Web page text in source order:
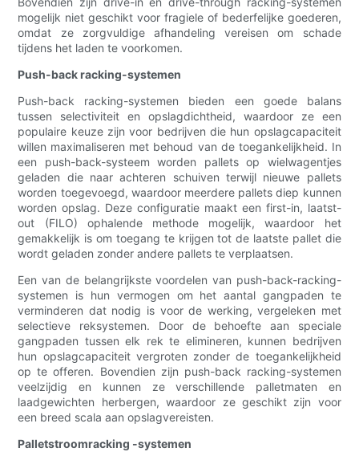
mogelijk niet geschikt voor fragiele of bederfelijke goederen,
omdat ze zorgvuldige afhandeling vereisen om schade
tijdens het laden te voorkomen.
Push-back racking-systemen
Push-back racking-systemen bieden een goede balans
tussen selectiviteit en opslagdichtheid, waardoor ze een
populaire keuze zijn voor bedrijven die hun opslagcapaciteit
willen maximaliseren met behoud van de toegankelijkheid. In
een push-back-systeem worden pallets op wielwagentjes
geladen die naar achteren schuiven terwijl nieuwe pallets
worden toegevoegd, waardoor meerdere pallets diep kunnen
worden opslag. Deze configuratie maakt een first-in, laatst-
out (FILO) ophalende methode mogelijk, waardoor het
gemakkelijk is om toegang te krijgen tot de laatste pallet die
wordt geladen zonder andere pallets te verplaatsen.
Een van de belangrijkste voordelen van push-back-racking-
systemen is hun vermogen om het aantal gangpaden te
verminderen dat nodig is voor de werking, vergeleken met
selectieve reksystemen. Door de behoefte aan speciale
gangpaden tussen elk rek te elimineren, kunnen bedrijven
hun opslagcapaciteit vergroten zonder de toegankelijkheid
op te offeren. Bovendien zijn push-back racking-systemen
veelzijdig en kunnen ze verschillende palletmaten en
laadgewichten herbergen, waardoor ze geschikt zijn voor
een breed scala aan opslagvereisten.
Palletstroomracking -systemen